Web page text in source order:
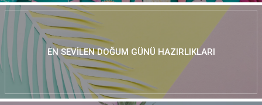
EN SEVILEN DOĞUM GÜNÜ HAZIRLIKLARI